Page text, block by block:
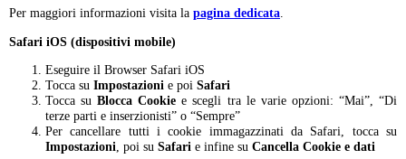
Per maggiori informazioni visita la pagina dedicata
Safari iOS (dispositivi mobile)
Eseguire il Browser Safari iOS
Tocca su Impostazioni e poi Safari
Tocca suBlocca Cookie e scegli tra le varie opzioni: “Mai”, “Di
terze parti e inserzionisti” o “Sempre”
Per cancellare tutti i cookie immagazzinati da Safari, tocca su
Impostazioni , poi su Safari e infine su Cancella Cookie e dati